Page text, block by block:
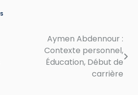
Aymen Abdennour :
Contexte personnel,
Éducation, Début de
carrière